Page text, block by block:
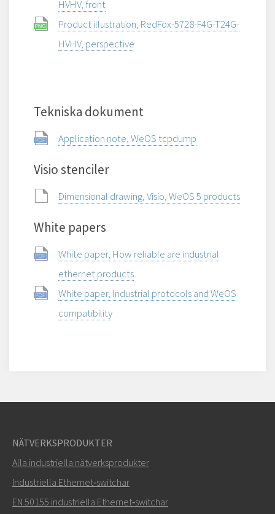
HVHV, front
Product illustration, RedFox-5728-F4G-T24G-
HVHV, perspective
Tekniska dokument
Application note, WeOS tcpdump
Visio stenciler
Dimensional drawing, Visio, WeOS 5 products
White papers
White paper, How reliable are industrial
ethernet products
White paper, Industrial protocols and WeOS
compatibility
NÄTVERKSPRODUKTER
Alla industriella nätverksprodukter
Industriella Ethernet‑switchar
EN 50155 industriella Ethernet‑switchar